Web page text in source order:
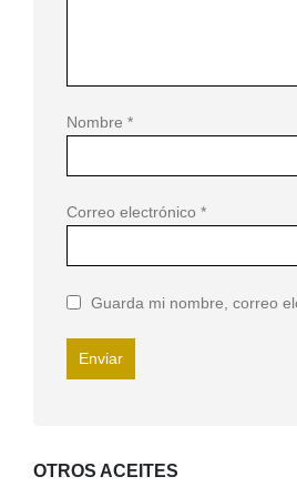
Nombre *
Correo electrónico *
Guarda mi nombre, correo
OTROS ACEITES